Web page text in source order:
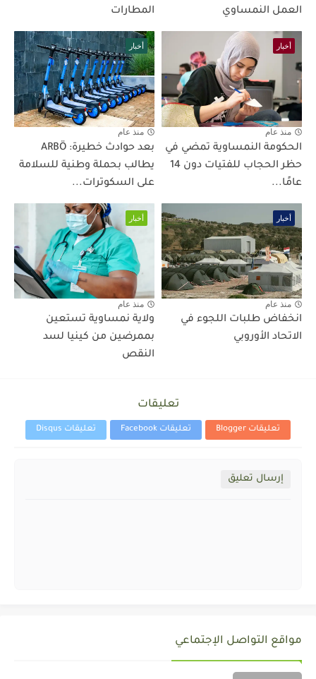
العمل النمساوي
المطارات
أخبار
منذ عام
الحكومة النمساوية تمضي في
حظر الحجاب للفتيات دون 14
عامًا...
أخبار
منذ عام
بعد حوادث خطيرة: ARBÖ
يطالب بحملة وطنية للسلامة
على السكوترات...
أخبار
منذ عام
انخفاض طلبات اللجوء في
الاتحاد الأوروبي
أخبار
منذ عام
ولاية نمساوية تستعين
بممرضين من كينيا لسد
النقص
تعليقات
تعليقات Blogger تعليقات Facebook تعليقات Disqus
إرسال تعليق
مواقع التواصل الإجتماعي